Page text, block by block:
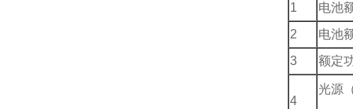
1
电池
2
电池
3
额定
4
光源